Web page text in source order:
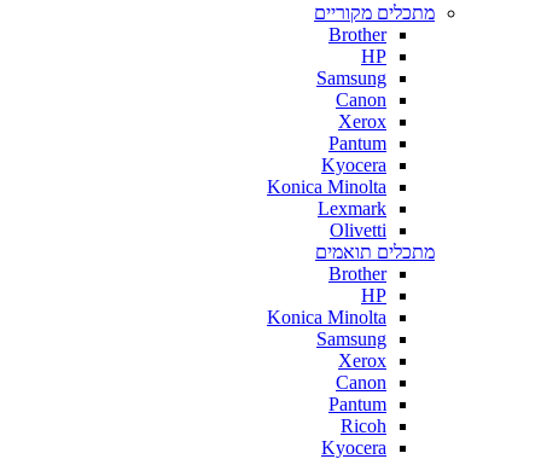
מתכלים מקוריים
Brother
HP
Samsung
Canon
Xerox
Pantum
Kyocera
Konica Minolta
Lexmark
Olivetti
מתכלים תואמים
Brother
HP
Konica Minolta
Samsung
Xerox
Canon
Pantum
Ricoh
Kyocera